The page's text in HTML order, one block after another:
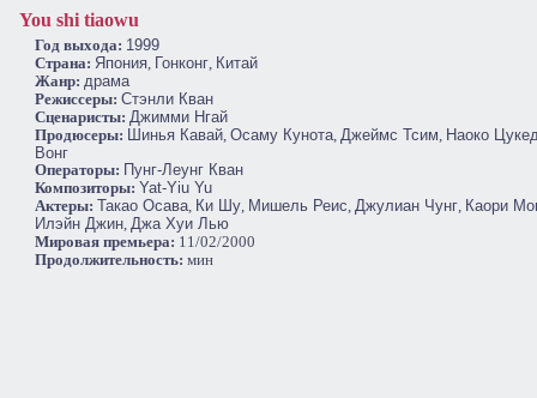
You shi tiaowu
Год выхода: 1999
Cтрана: Япония, Гонконг, Китай
Жанр: драма
Режиссеры: Стэнли Кван
Сценаристы: Джимми Нгай
Продюсеры: Шинья Кавай, Осаму Кунота, Джеймс Тсим, Наоко
Вонг
Операторы:
Пунг-Леунг Кван
Композиторы: Yat-Yiu Yu
Актеры:
Такао Осава, Ки Шу, Мишель Реис, Джулиан Чунг, Каори
Илэйн Джин, Джа Хуи Лью
Мировая премьера: 11/02/2000
Продолжительность: мин